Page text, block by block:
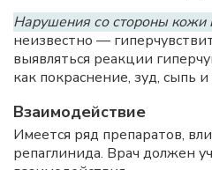
Нарушения со стороны кожи
неизвестно —
выявляться реакции
как покраснение, зуд, сыпь
Взаимодействие
Имеется ряд препаратов,
репаглинида. Врач должен